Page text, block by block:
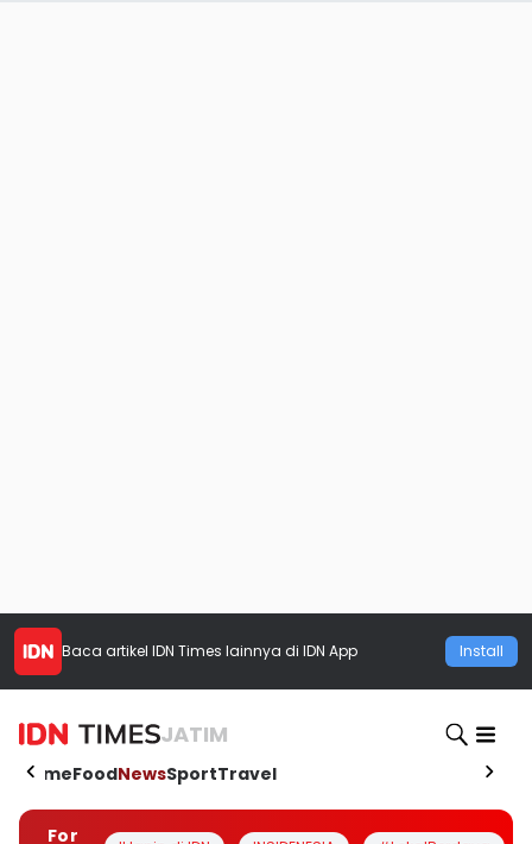
Baca artikel IDN Times lainnya di IDN App Install
JATIM
HomeFoodNewsSportTravel
For